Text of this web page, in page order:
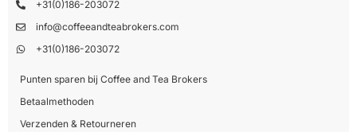
+31(0)186-203072
info@coffeeandteabrokers.com
+31(0)186-203072
Punten sparen bij Coffee and Tea Brokers
Betaalmethoden
Verzenden & Retourneren